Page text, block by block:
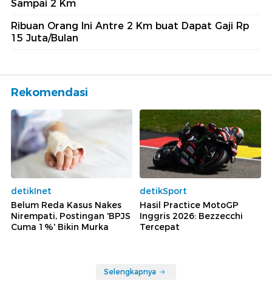
Sampai 2 Km
Ribuan Orang Ini Antre 2 Km buat Dapat Gaji Rp
15 Juta/Bulan
Rekomendasi
detikInet
Belum Reda Kasus Nakes
Nirempati, Postingan 'BPJS
Cuma 1%' Bikin Murka
detikSport
Hasil Practice MotoGP
Inggris 2026: Bezzecchi
Tercepat
Selengkapnya